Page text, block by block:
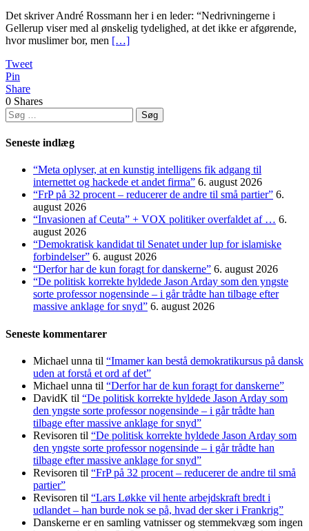
Det skriver André Rossmann her i en leder: “Nedrivningerne i
Gellerup viser med al ønskelig tydelighed, at det ikke er afgørende,
hvor muslimer bor, men […]
Tweet
Pin
Share
0 Shares
Søg
efter:
Seneste indlæg
“Meta oplyser, at en kunstig intelligens fik adgang til
internettet og hackede et andet firma” 6. august 2026
“FrP på 32 procent – reducerer de andre til små partier” 6.
august 2026
“Invasionen af Ceuta” + VOX politiker overfaldet af … 6.
august 2026
“Demokratisk kandidat til Senatet under lup for islamiske
forbindelser” 6. august 2026
“Derfor har de kun foragt for danskerne” 6. august 2026
“De politisk korrekte hyldede Jason Arday som den yngste
sorte professor nogensinde – i går trådte han tilbage efter
massive anklage for snyd” 6. august 2026
Seneste kommentarer
Michael unna til “Imamer kan bestå demokratikursus på dansk
uden at forstå et ord af det”
Michael unna til “Derfor har de kun foragt for danskerne”
DavidK til “De politisk korrekte hyldede Jason Arday som
den yngste sorte professor nogensinde – i går trådte han
tilbage efter massive anklage for snyd”
Revisoren til “De politisk korrekte hyldede Jason Arday som
den yngste sorte professor nogensinde – i går trådte han
tilbage efter massive anklage for snyd”
Revisoren til “FrP på 32 procent – reducerer de andre til små
partier”
Revisoren til “Lars Løkke vil hente arbejdskraft bredt i
udlandet – han burde nok se på, hvad der sker i Frankrig”
Danskerne er en samling vatnisser og stemmekvæg som ingen